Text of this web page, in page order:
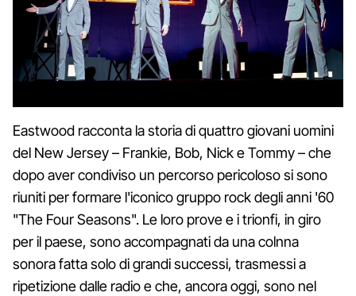
Eastwood racconta la storia di quattro giovani uomini
del New Jersey – Frankie, Bob, Nick e Tommy – che
dopo aver condiviso un percorso pericoloso si sono
riuniti per formare l'iconico gruppo rock degli anni '60
"The Four Seasons". Le loro prove e i trionfi, in giro
per il paese, sono accompagnati da una colnna
sonora fatta solo di grandi successi, trasmessi a
ripetizione dalle radio e che, ancora oggi, sono nel